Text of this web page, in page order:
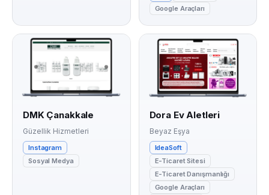
Google Araçları
DMK Çanakkale
Güzellik Hizmetleri
Instagram
Sosyal Medya
Dora Ev Aletleri
Beyaz Eşya
IdeaSoft
E-Ticaret Sitesi
E-Ticaret Danışmanlığı
Google Araçları